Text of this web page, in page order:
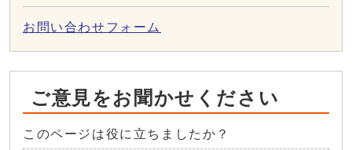
お問い合わせフォーム
ご意見をお聞かせください
このページは役に立ちましたか？